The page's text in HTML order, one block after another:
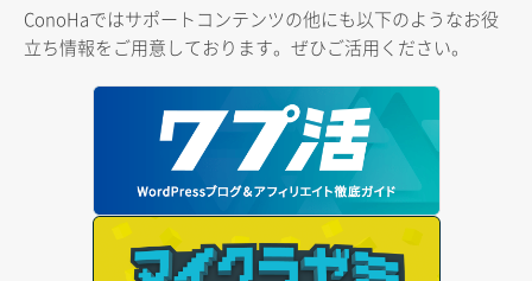
ConoHaではサポートコンテンツの他にも以下のようなお役
立ち情報をご用意しております。ぜひご活用ください。